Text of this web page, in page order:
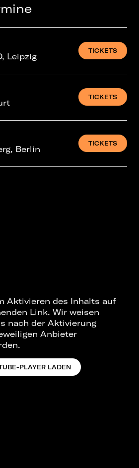
Leipzig
TICKETS
TICKETS
Berlin
TICKETS
Aktivieren des Inhalts auf
Link. Wir weisen
nach der Aktivierung
Anbieter
PLAYER LADEN